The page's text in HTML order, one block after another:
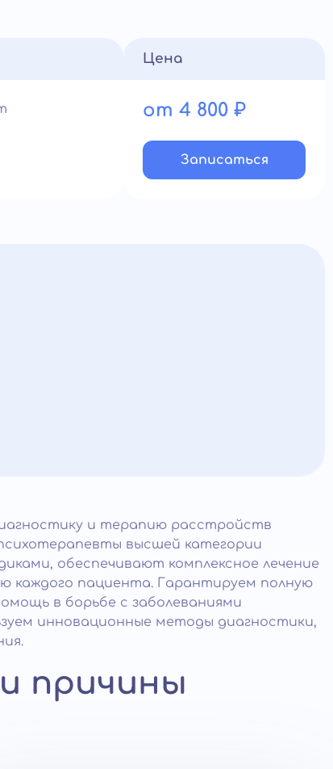
Цена
от 4 800 ₽
Записатьcя
и терапию расстройств
высшей категории
обеспечивают комплексное лечение
каждого пациента. Гарантируем полную
в борьбе с заболеваниями
инновационные методы диагностики,
причины